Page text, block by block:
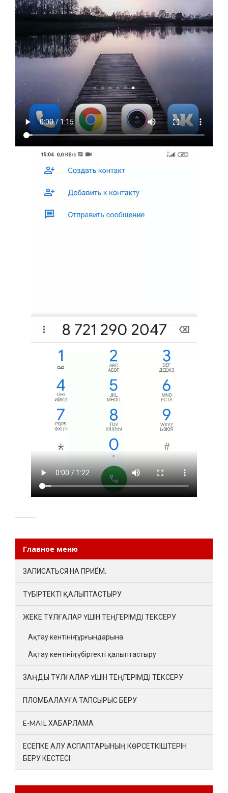
Главное меню
ЗАПИСАТЬСЯ НА ПРИЁМ.
ТҮБІРТЕКТІ ҚАЛЫПТАСТЫРУ
ЖЕКЕ ТҰЛҒАЛАР ҮШІН ТЕҢГЕРІМДІ ТЕКСЕРУ
Ақтау кентінің тұрғындарына
Ақтау кентінің түбіртекті қалыптастыру
ЗАҢДЫ ТҰЛҒАЛАР ҮШІН ТЕҢГЕРІМДІ ТЕКСЕРУ
ПЛОМБАЛАУҒА ТАПСЫРЫС БЕРУ
E-MAIL ХАБАРЛАМА
ЕСЕПКЕ АЛУ АСПАПТАРЫНЫҢ КӨРСЕТКІШТЕРІН
БЕРУ КЕСТЕСІ